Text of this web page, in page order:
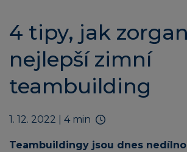
4 tipy, jak
nejlepší zimní
teambuilding
1. 12. 2022 | 4 min
Teambuildingy jsou dnes